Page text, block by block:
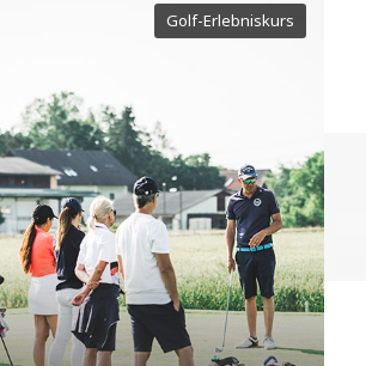
Golf-Erlebniskurs